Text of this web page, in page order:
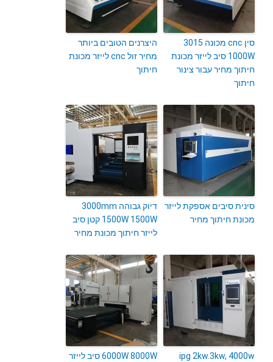
סין cnc מכונה 3015
1000W סיב לייזר מכונת
חיתוך מחיר עבור צינור
חיתוך
היצרנים הטובים ביותר
מחיר זול cnc לייזר מכונת
חיתוך
סינית סיבים אספקת לייזר
מכונת חיתוך מחיר
דיוק גבוהה 3000mm
1500W 1500W קטן סיב
לייזר חיתוך מכונת מחיר
ipg 2kw.3kw, 4000w
6000W 8000W סיב לייזר